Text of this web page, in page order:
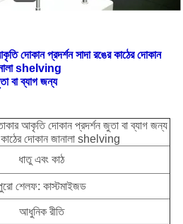
দোকান প্রদর্শন সাদা রঙের কাঠের দোকান
shelving
বা ব্যাগ জন্য
আকৃতি দোকান প্রদর্শন জুতা বা ব্যাগ জন্য
কাঠের দোকান জানালা shelving
ধাতু এবং কাঠ
শেলফ: কাস্টমাইজড
আধুনিক রীতি